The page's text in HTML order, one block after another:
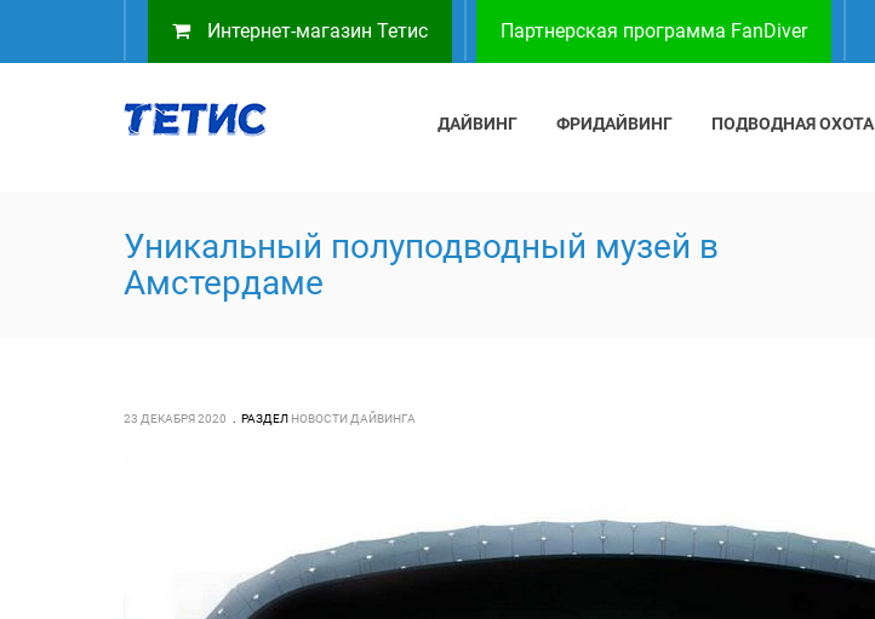
Интернет-магазин Тетис Партнерская программа FanDiver
ДАЙВИНГ ФРИДАЙВИНГ ПОДВОДНАЯ ОХОТА
Уникальный полуподводный музей в
Амстердаме
23 ДЕКАБРЯ 2020 РАЗДЕЛ НОВОСТИ ДАЙВИНГА